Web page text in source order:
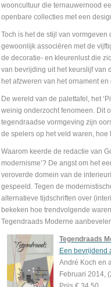
wooncultuur die ternauwernood
openbare collecties met een
Toch is het de stijl van
gewoonlijk associëren met de
de decoratie- en kleurenlust die
van bevrijding uit het keurslijf van
het afzweren van het ornament
De wereld van de palettafel, het
weinig onderzocht fenomeen. Dit
tegendraadse vormgeving zijn
de spelers op het veld waren, hoe
Waarom keerde de redactie van
modernisme’? De angst om het
veroverde domein van de
gespeeld. Tegen de
alternatieve tijdschriften over
bekeken hoe trendvolgende
Tegendraads Moderne
Tegendraads
Een bevrijdend
André Koch en
Februari 2014,